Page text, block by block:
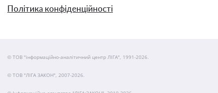
Політика конфіденційності
© ТОВ "інформаційно-аналітичний центр ЛІГА", 1991-2026.
© ТОВ "ЛІГА ЗАКОН", 2007-2026.